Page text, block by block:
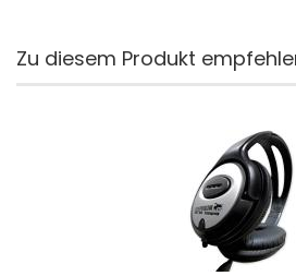
Zu diesem Produkt